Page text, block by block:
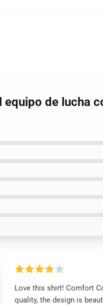
de lucha
Love this shirt! Comfort
quality, the design is